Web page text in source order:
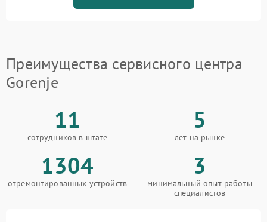
Преимущества сервисного центра
Gorenje
11
сотрудников в штате
5
лет на рынке
1304
отремонтированных устройств
3
минимальный опыт работы
специалистов